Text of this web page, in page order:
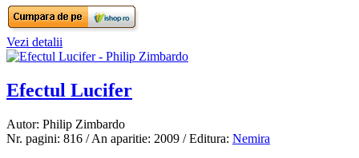
Vezi detalii
Efectul Lucifer
Autor: Philip Zimbardo
Nr. pagini: 816 / An aparitie: 2009 / Editura: Nemira